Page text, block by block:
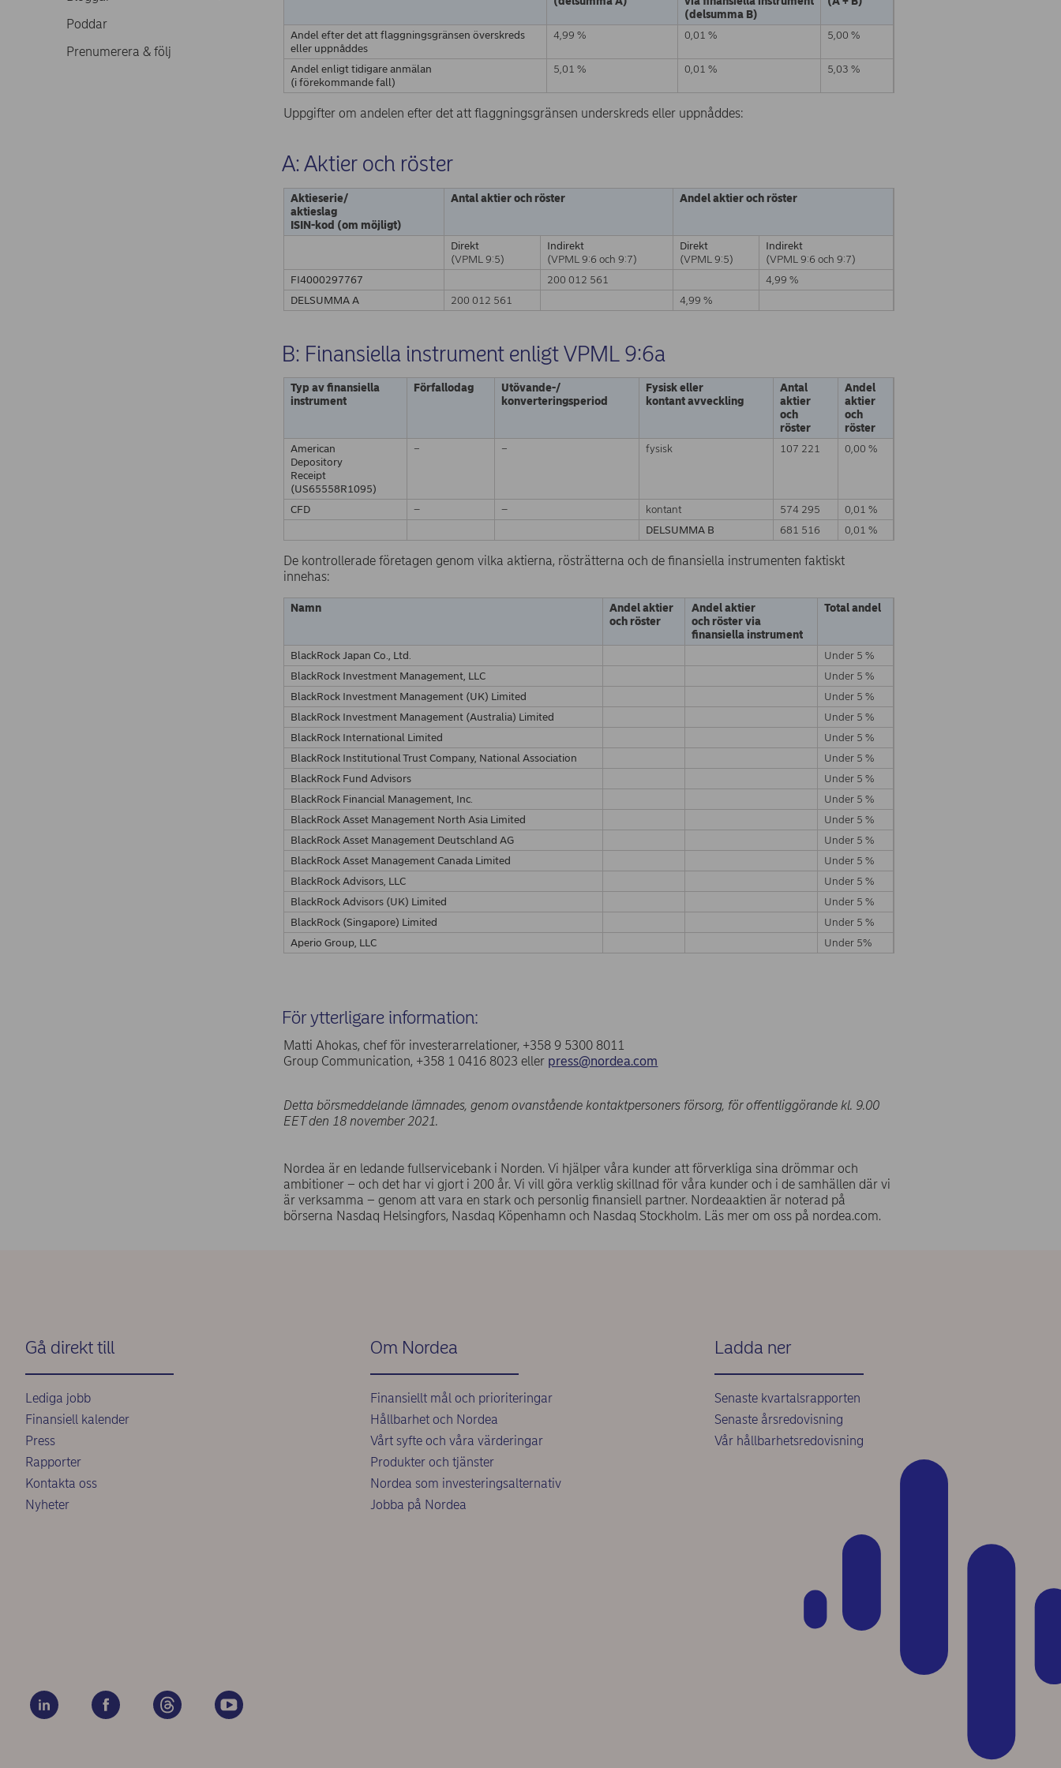
Poddar
Prenumerera & följ
(delsumma B)
Andel efter det att flaggningsgränsen överskreds
eller uppnåddes
4,99 % 0,01 % 5,00 %
Andel enligt tidigare anmälan
(i förekommande fall)
5,01 % 0,01 % 5,03 %
Uppgifter om andelen efter det att flaggningsgränsen underskreds eller uppnåddes:
A: Aktier och röster
Aktieserie/
aktieslag
ISIN-kod (om möjligt)
Antal aktier och röster Andel aktier och röster
Direkt
(VPML 9:5)
Indirekt
(VPML 9:6 och 9:7)
Direkt
(VPML 9:5)
Indirekt
(VPML 9:6 och 9:7)
FI4000297767
200 012 561
4,99 %
DELSUMMA A
200 012 561 4,99 %
B: Finansiella instrument enligt VPML 9:6a
Typ av finansiella
instrument
Förfallodag
Utövande-/
konverteringsperiod
Fysisk eller
kontant avveckling
Antal
aktier
och
röster
Andel
aktier
och
röster
American
Depository
Receipt
(US65558R1095)
− − fysisk 107 221 0,00 %
CFD – – kontant 574 295
0,01 %
DELSUMMA B
681 516 0,01 %
De kontrollerade företagen genom vilka aktierna, rösträtterna och de finansiella instrumenten faktiskt
innehas:
Namn
Andel aktier
och röster
Andel aktier
och röster via
finansiella instrument
Total andel
BlackRock Japan Co., Ltd.
Under 5 %
BlackRock Investment Management, LLC
Under 5 %
BlackRock Investment Management (UK) Limited
Under 5 %
BlackRock Investment Management (Australia) Limited
Under 5 %
BlackRock International Limited
Under 5 %
BlackRock Institutional Trust Company, National Association
Under 5 %
BlackRock Fund Advisors
Under 5 %
BlackRock Financial Management, Inc.
Under 5 %
BlackRock Asset Management North Asia Limited
Under 5 %
BlackRock Asset Management Deutschland AG
Under 5 %
BlackRock Asset Management Canada Limited
Under 5 %
BlackRock Advisors, LLC
Under 5 %
BlackRock Advisors (UK) Limited
Under 5 %
BlackRock (Singapore) Limited
Under 5 %
Aperio Group, LLC
Under 5%
För ytterligare information:
Matti Ahokas, chef för investerarrelationer, +358 9 5300 8011
Group Communication, +358 1 0416 8023 eller press@nordea.com
Detta börsmeddelande lämnades, genom ovanstående kontaktpersoners försorg, för offentliggörande kl. 9.00
EET den 18 november 2021.
Nordea är en ledande fullservicebank i Norden. Vi hjälper våra kunder att förverkliga sina drömmar och
ambitioner – och det har vi gjort i 200 år. Vi vill göra verklig skillnad för våra kunder och i de samhällen där vi
är verksamma – genom att vara en stark och personlig finansiell partner. Nordeaaktien är noterad på
börserna Nasdaq Helsingfors, Nasdaq Köpenhamn och Nasdaq Stockholm. Läs mer om oss på nordea.com.
Gå direkt till
Lediga jobb
Finansiell kalender
Press
Rapporter
Kontakta oss
Nyheter
Om Nordea
Finansiellt mål och prioriteringar
Hållbarhet och Nordea
Vårt syfte och våra värderingar
Produkter och tjänster
Nordea som investeringsalternativ
Jobba på Nordea
Ladda ner
Senaste kvartalsrapporten
Senaste årsredovisning
Vår hållbarhetsredovisning